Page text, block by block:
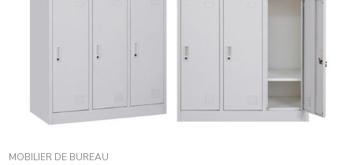
MOBILIER DE BUREAU